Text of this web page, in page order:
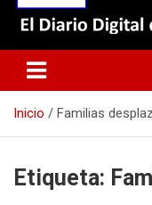
Réplica
Inicio Familias
Etiqueta: